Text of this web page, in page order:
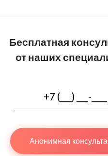
Бесплатная
от наших
Анонимная